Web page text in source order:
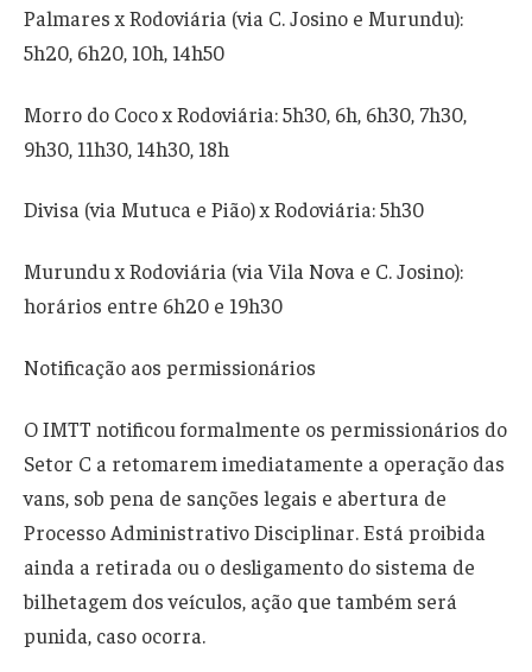
Palmares x Rodoviária (via C. Josino e Murundu):
5h20, 6h20, 10h, 14h50
Morro do Coco x Rodoviária: 5h30, 6h, 6h30, 7h30,
9h30, 11h30, 14h30, 18h
Divisa (via Mutuca e Pião) x Rodoviária: 5h30
Murundu x Rodoviária (via Vila Nova e C. Josino):
horários entre 6h20 e 19h30
Notificação aos permissionários
O IMTT notificou formalmente os permissionários do
Setor C a retomarem imediatamente a operação das
vans, sob pena de sanções legais e abertura de
Processo Administrativo Disciplinar. Está proibida
ainda a retirada ou o desligamento do sistema de
bilhetagem dos veículos, ação que também será
punida, caso ocorra.